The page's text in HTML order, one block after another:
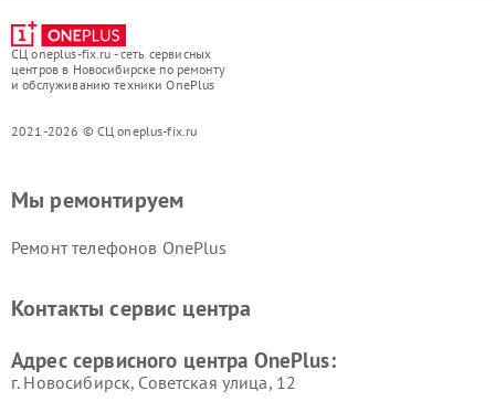
СЦ oneplus-fix.ru - сеть сервисных
центров в Новосибирске по ремонту
и обслуживанию техники OnePlus
2021-2026 © СЦ oneplus-fix.ru
Мы ремонтируем
Ремонт телефонов OnePlus
Контакты сервис центра
Адрес сервисного центра OnePlus:
г. Новосибирск, Советская улица, 12